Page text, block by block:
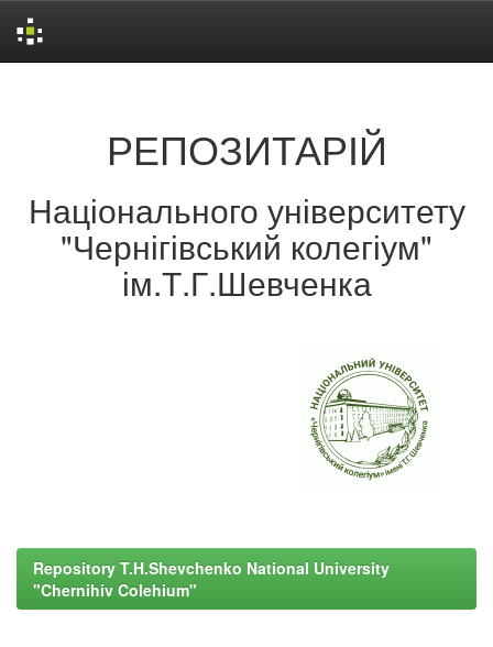
РЕПОЗИТАРІЙ
Національного університету
"Чернігівський колегіум"
ім.Т.Г.Шевченка
Repository T.H.Shevchenko National University
"Chernihiv Colehium"